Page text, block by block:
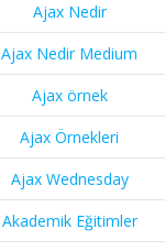
Ajax Nedir
Ajax Nedir Medium
Ajax örnek
Ajax Örnekleri
Ajax Wednesday
Akademik Eğitimler